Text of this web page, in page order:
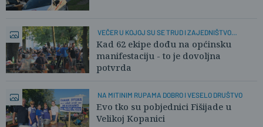
VEČER U KOJOJ SU SE TRUD I ZAJEDNIŠTVO
ISPLATILI
Kad 62 ekipe dođu na općinsku
manifestaciju - to je dovoljna
potvrda
NA MITINIM RUPAMA DOBRO I VESELO DRUŠTVO
Evo tko su pobjednici Fišijade u
Velikoj Kopanici